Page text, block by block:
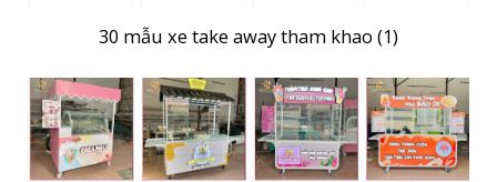
30 mẫu xe take away tham khao (1)